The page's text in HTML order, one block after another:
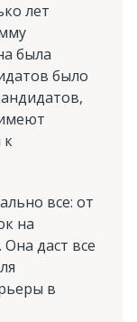
лет
была
было
к
все: от
на
даст все
в